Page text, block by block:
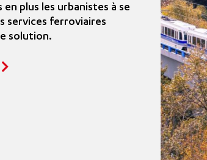
plus les urbanistes à se
services ferroviaires
solution.